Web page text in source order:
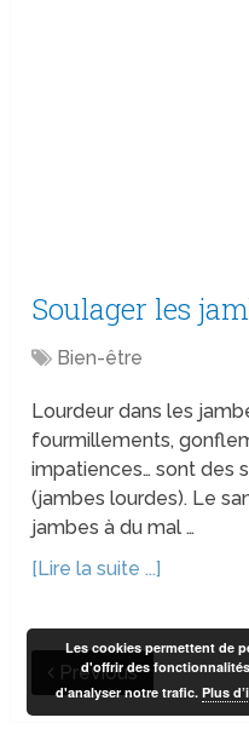
Soulager les
Bien-être
Lourdeur dans les
fourmillements,
impatiences… sont des
(jambes lourdes). Le
jambes à du mal …
[Lire la suite ...]
Previous
Les cookies permettent de
d'offrir des
d'analyser notre trafic.Plus